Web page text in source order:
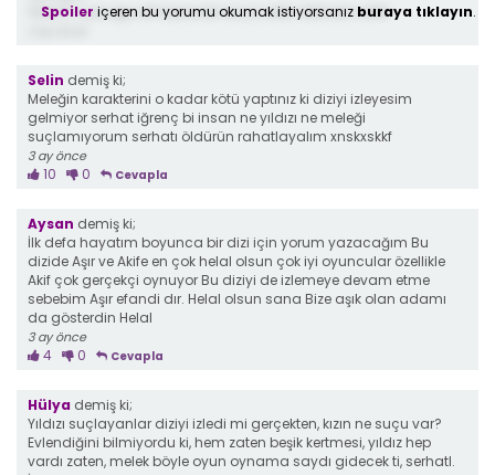
Yıldız"ın çocuğu olmayacak ne ya valla izlemem artık
Spoiler içeren bu yorumu okumak istiyorsanız buraya tıklayın.
Selin demiş ki;
Meleğin karakterini o kadar kötü yaptınız ki diziyi izleyesim
gelmiyor serhat iğrenç bi insan ne yıldızı ne meleği
suçlamıyorum serhatı öldürün rahatlayalım xnskxskkf
3 ay önce
10 0 Cevapla
Aysan demiş ki;
İlk defa hayatım boyunca bir dizi için yorum yazacağım Bu
dizide Aşır ve Akife en çok helal olsun çok iyi oyuncular özellikle
Akif çok gerçekçi oynuyor Bu diziyi de izlemeye devam etme
sebebim Aşır efandi dır. Helal olsun sana Bize aşık olan adamı
da gösterdin Helal
3 ay önce
4 0 Cevapla
Hülya demiş ki;
Yıldızı suçlayanlar diziyi izledi mi gerçekten, kızın ne suçu var?
Evlendiğini bilmiyordu ki, hem zaten beşik kertmesi, yıldız hep
vardı zaten, melek böyle oyun oynama saydı gidecek ti, serhatl.